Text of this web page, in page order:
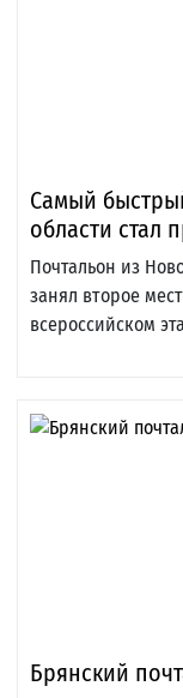
Самый
области стал
Почтальон из
занял второе
всероссийском
Брянский